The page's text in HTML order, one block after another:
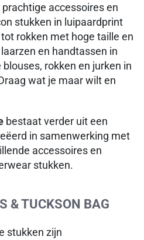
accessoires en
stukken in luipaardprint
rokken met hoge taille en
en handtassen in
rokken en jurken in
wat je maar wilt en
bestaat verder uit een
in samenwerking met
accessoires en
stukken.
& TUCKSON BAG
stukken zijn